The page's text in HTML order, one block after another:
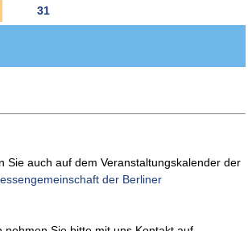
31
Sie auch auf dem Veranstaltungskalender der
der Berliner